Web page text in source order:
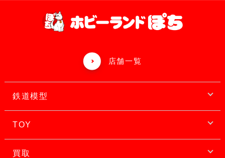
店舗一覧
鉄道模型
TOY
買取